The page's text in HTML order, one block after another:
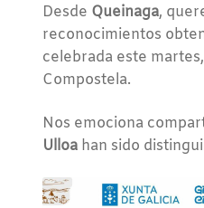
Desde Queinaga,
reconocimientos
celebrada este
Compostela.
Nos emociona
Ulloa han sido